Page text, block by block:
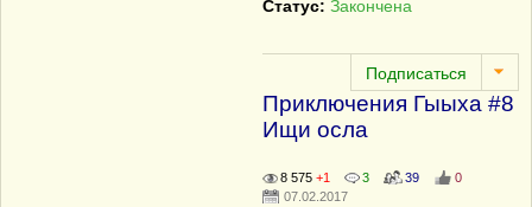
Статус: Закончена
Приключения Гыыха #8
Ищи осла
8 575 +1 3 39
0
07.02.2017